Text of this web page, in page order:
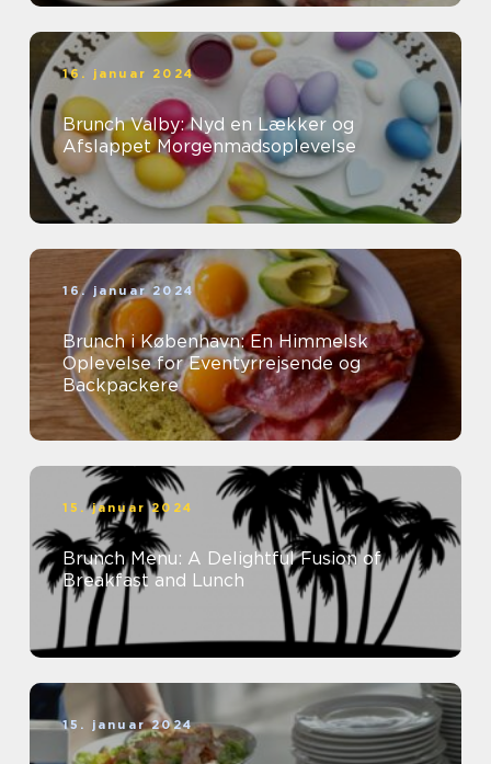
16. januar 2024
Brunch Valby: Nyd en Lækker og
Afslappet Morgenmadsoplevelse
16. januar 2024
Brunch i København: En Himmelsk
Oplevelse for Eventyrrejsende og
Backpackere
15. januar 2024
Brunch Menu: A Delightful Fusion of
Breakfast and Lunch
15. januar 2024